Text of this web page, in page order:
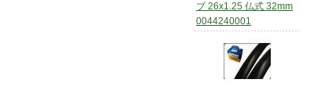
ブ 26x1.25 仏式 32mm
0044240001